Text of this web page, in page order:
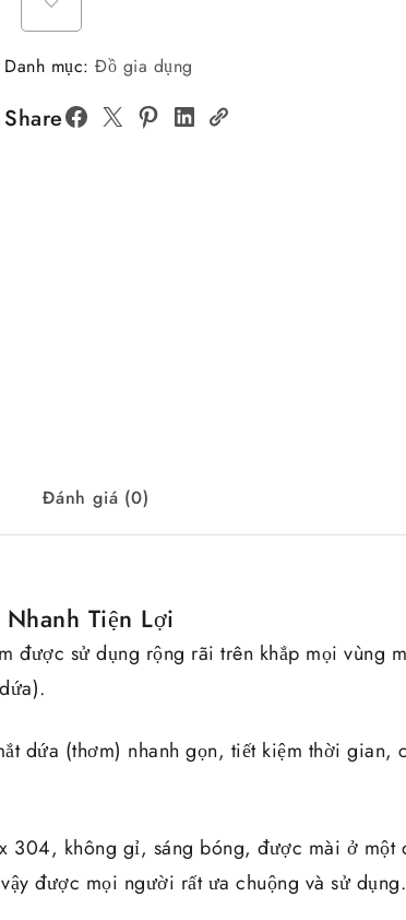
Danh mục:Đồ gia dụng
Share
Đánh giá (0)
Tiện Lợi
được sử dụng rộng rãi trên khắp mọi vùng
dứa (thơm) nhanh gọn, tiết kiệm thời gian,
304, không gỉ, sáng bóng, được mài ở một
được mọi người rất ưa chuộng và sử dụng.